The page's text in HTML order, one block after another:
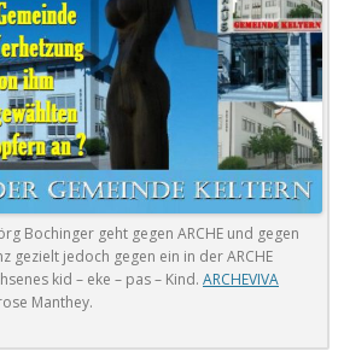
Bochinger geht gegen ARCHE und gegen
gezielt jedoch gegen ein in der ARCHE
kid – eke – pas – Kind. ARCHEVIVA
Manthey.